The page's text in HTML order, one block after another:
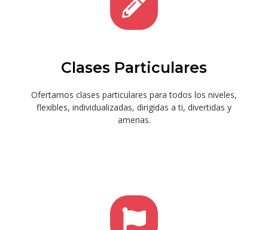
Clases Particulares
Ofertamos clases particulares para todos los niveles,
flexibles, individualizadas, dirigidas a ti, divertidas y
amenas.